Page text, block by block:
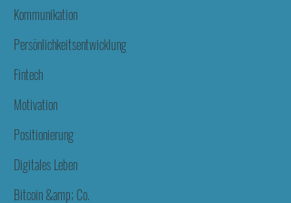
Kommunikation
Persönlichkeitsentwicklung
Fintech
Motivation
Positionierung
Digitales Leben
Bitcoin &amp; Co.